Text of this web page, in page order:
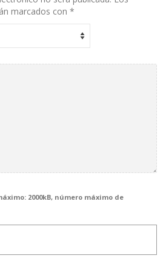
marcados con *
2000kB, número máximo de